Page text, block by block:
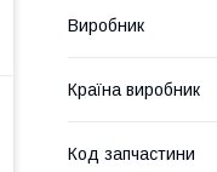
Виробник
Країна виробник
Код запчастини